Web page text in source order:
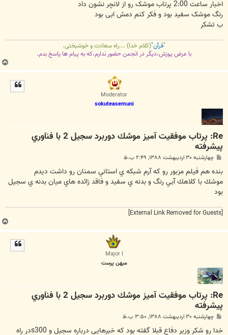
اخبار ساعت 2:00 پرتاب موشک رو از لانچر نشون داد
رنگ موشک سفید بود و فکر کنم دمش ابی بود
ب تشکر
قرآن"(کلام خدا) ...راه سعادت و خوشبختی.
با عرض پوزش،دیگر در انجمن حضور ندارم،که به پیام ها پاسخ بدم.
ب
ا
Moderator
sokuteasemuni
Re: پرتاب موفقيت آميز موشك دوربرد سجيل 2 با فنآوري
پيشرفته
پ
ت
چهارشنبه ۳۰ اردیبهشت ۱۳۸۸, ۲:۴۹ ب.ظ
بنده هم فيلم مزبور رو كه آرم شبكه ي استاني سمنان رو داشت ديدم
موشك با كلاهك آبي رنگ و بدنه ي سفيد و فاقد زائده هاي ميان بدنه ي سجيل
بود
ب
ا
Major I
میهن پرست
Re: پرتاب موفقيت آميز موشك دوربرد سجيل 2 با فنآوري
پيشرفته
پ
ت
چهارشنبه ۳۰ اردیبهشت ۱۳۸۸, ۳:۵۰ ب.ظ
خدا رو شکر وزیر دفاع قبلا گفته بود که خبرهایی درباره سجیل و s300در راه